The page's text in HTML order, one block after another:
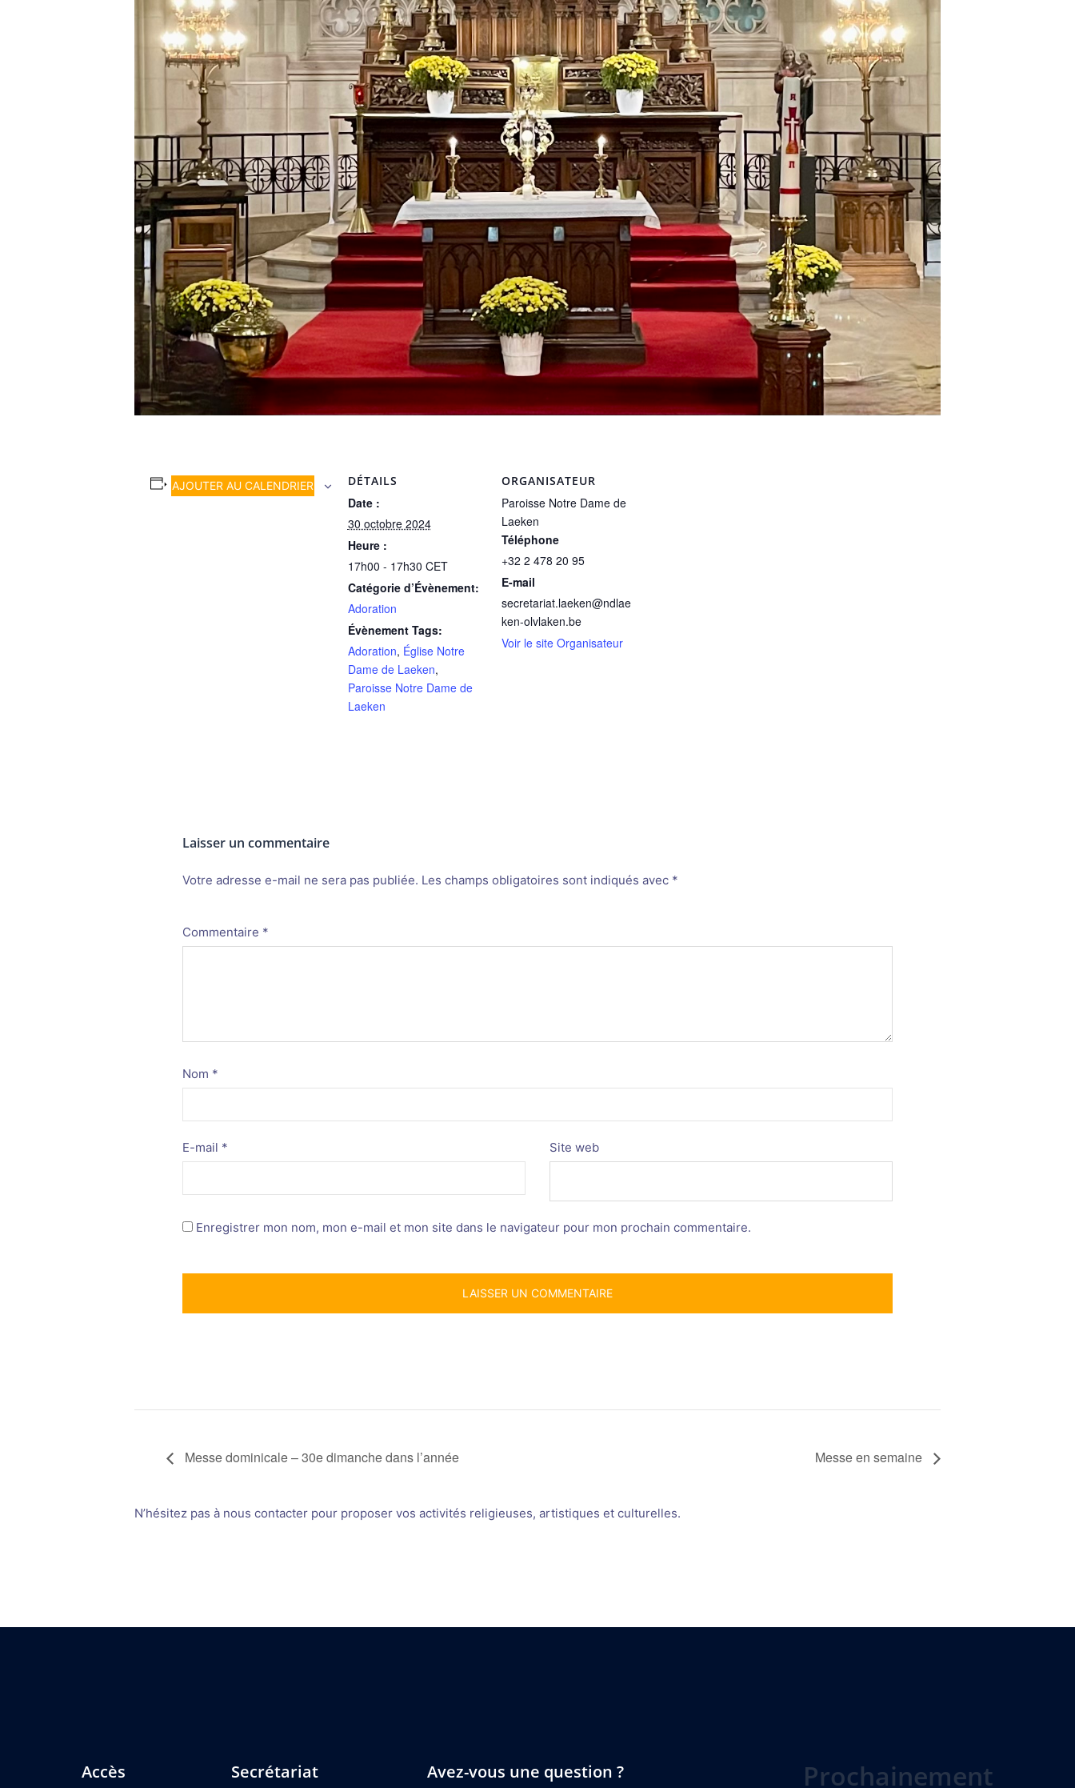
AJOUTER AU CALENDRIER DÉTAILS
Date :
30 octobre 2024
Heure :
17h00 - 17h30 CET
Catégorie d’Évènement:
Adoration
Évènement Tags:
Adoration, Église Notre
Dame de Laeken,
Paroisse Notre Dame de
Laeken
ORGANISATEUR
Paroisse Notre Dame de
Laeken
Téléphone
+32 2 478 20 95
E-mail
secretariat.laeken@ndlae
ken-olvlaken.be
Voir le site Organisateur
Laisser un commentaire
Votre adresse e-mail ne sera pas publiée. Les champs obligatoires sont indiqués avec *
Commentaire *
Nom *
E-mail * Site web
Enregistrer mon nom, mon e-mail et mon site dans le navigateur pour mon prochain commentaire.
Alternative:
Messe dominicale – 30e dimanche dans l’année Messe en semaine
N’hésitez pas à nous contacter pour proposer vos activités religieuses, artistiques et culturelles.
Accès Secrétariat Avez-vous une question ? Prochainement